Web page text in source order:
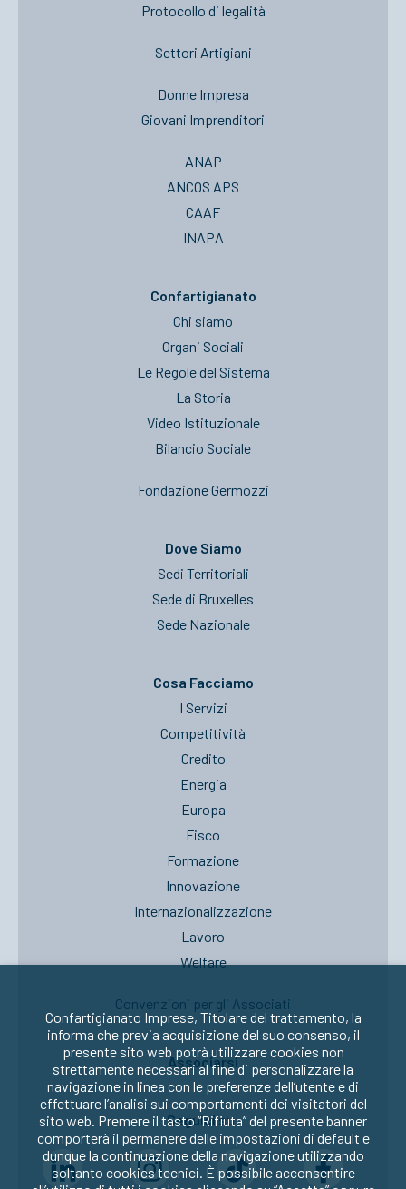
Protocollo di legalità
Settori Artigiani
Donne Impresa
Giovani Imprenditori
ANAP
ANCOS APS
CAAF
INAPA
Confartigianato
Chi siamo
Organi Sociali
Le Regole del Sistema
La Storia
Video Istituzionale
Bilancio Sociale
Fondazione Germozzi
Dove Siamo
Sedi Territoriali
Sede di Bruxelles
Sede Nazionale
Cosa Facciamo
I Servizi
Competitività
Credito
Energia
Europa
Fisco
Formazione
Innovazione
Internazionalizzazione
Lavoro
Welfare
Convenzioni per gli Associati
Associarsi
Seguici su:
Confartigianato Imprese, Titolare del trattamento, la
informa che previa acquisizione del suo consenso, il
presente sito web potrà utilizzare cookies non
strettamente necessari al fine di personalizzare la
navigazione in linea con le preferenze dell’utente e di
effettuare l’analisi sui comportamenti dei visitatori del
sito web. Premere il tasto “Rifiuta” del presente banner
comporterà il permanere delle impostazioni di default e
dunque la continuazione della navigazione utilizzando
soltanto cookies tecnici. È possibile acconsentire